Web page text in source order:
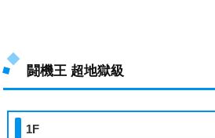
闘機王 超地獄級
1F